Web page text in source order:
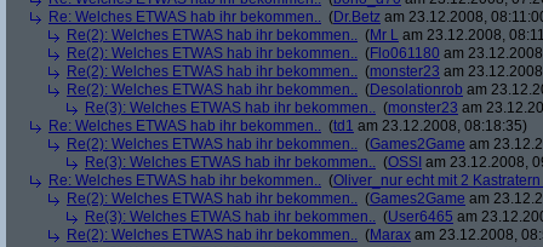
Re: Welches ETWAS hab ihr bekommen.. (Dr.Betz am 23.12.2008,
Re(2): Welches ETWAS hab ihr bekommen.. (Mr L am 23.12.2008,
Re(2): Welches ETWAS hab ihr bekommen.. (Flo061180 am
Re(2): Welches ETWAS hab ihr bekommen.. (monster23 am
Re(2): Welches ETWAS hab ihr bekommen.. (Desolationrob am
Re(3): Welches ETWAS hab ihr bekommen.. (monster23 am
Re: Welches ETWAS hab ihr bekommen.. (td1 am 23.12.2008, 08:18:35)
Re(2): Welches ETWAS hab ihr bekommen.. (Games2Game am
Re(3): Welches ETWAS hab ihr bekommen.. (OSSI am 23.12.2008,
Re: Welches ETWAS hab ihr bekommen.. (Oliver_nur echt mit 2
Re(2): Welches ETWAS hab ihr bekommen.. (Games2Game am
Re(3): Welches ETWAS hab ihr bekommen.. (User6465 am
Re(2): Welches ETWAS hab ihr bekommen.. (Marax am 23.12.2008,